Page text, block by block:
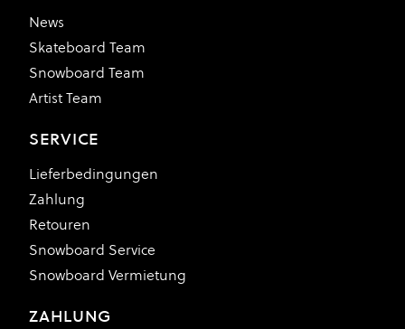
News
Skateboard Team
Snowboard Team
Artist Team
SERVICE
Lieferbedingungen
Zahlung
Retouren
Snowboard Service
Snowboard Vermietung
ZAHLUNG